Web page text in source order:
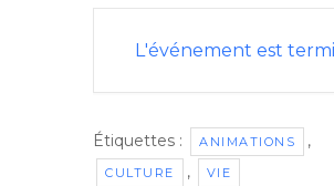
L'événement est
Étiquettes : ANIMATIONS ,
CULTURE , VIE